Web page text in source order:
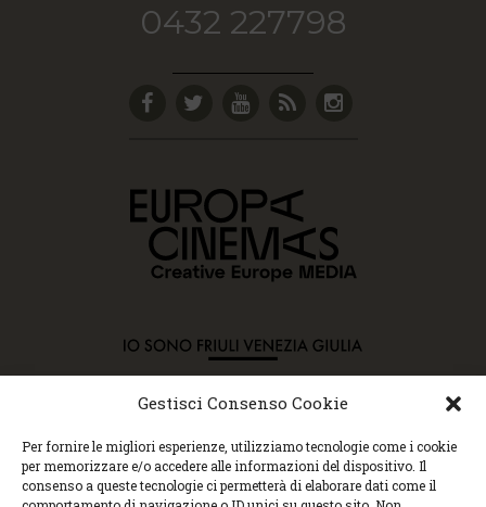
Gestisci Consenso Cookie
Per fornire le migliori esperienze, utilizziamo tecnologie come i cookie
per memorizzare e/o accedere alle informazioni del dispositivo. Il
consenso a queste tecnologie ci permetterà di elaborare dati come il
0432 227798
Copyright © 2015 Cec, Tutti i diritti riservati. Nessun
contenuto può essere copiato o manipolato. Accedendo al
sito approvi la Policy sulla privacy e la Policy sui
contenuti.